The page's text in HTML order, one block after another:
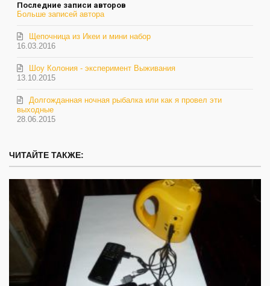
автора
Последние записи авторов
Больше записей автора
16.03.2016
Щепочница из Икеи и мини набор
13.10.2015
Шоу Колония - эксперимент Выживания
28.06.2015
Долгожданная ночная рыбалка или как я провел эти
выходные
ЧИТАЙТЕ ТАКЖЕ: